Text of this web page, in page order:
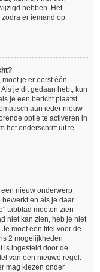
hebben. Het
er iemand op
je er eerst één
je dit gedaan hebt, kun
je een bericht plaatst.
aan ieder nieuw
optie te activeren in
het onderschrift uit te
nieuw onderwerp
en als je daar
tabblad moeten zien
niet kan zien, heb je niet
moet een titel voor de
2 mogelijkheden
is ingesteld door de
van een nieuwe regel.
mag kiezen onder